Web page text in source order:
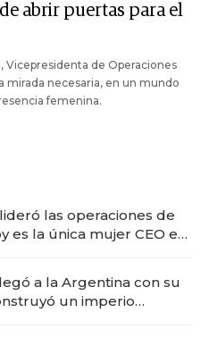
abrir puertas para el
Vicepresidenta de Operaciones
mirada necesaria, en un mundo
femenina.
las operaciones de
es la única mujer CEO en
a la Argentina con su
un imperio